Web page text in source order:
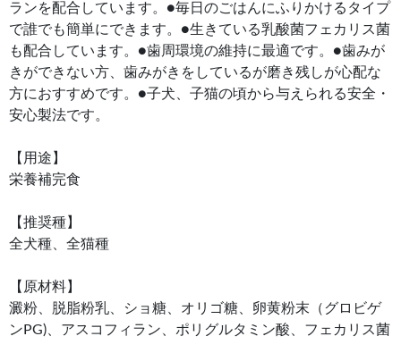
ランを配合しています。●毎日のごはんにふりかけるタイプ
で誰でも簡単にできます。●生きている乳酸菌フェカリス菌
も配合しています。●歯周環境の維持に最適です。●歯みが
きができない方、歯みがきをしているが磨き残しが心配な
方におすすめです。●子犬、子猫の頃から与えられる安全・
安心製法です。
【用途】
栄養補完食
【推奨種】
全犬種、全猫種
【原材料】
澱粉、脱脂粉乳、ショ糖、オリゴ糖、卵黄粉末（グロビゲ
ンPG)、アスコフィラン、ポリグルタミン酸、フェカリス菌